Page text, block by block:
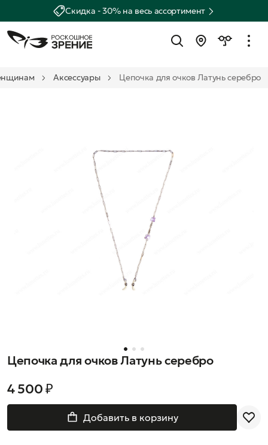
Скидка - 30% на весь ассортимент
Аксессуары Цепочка для очков Латунь серебро
Цепочка для очков Латунь серебро
4 500 ₽
Добавить в корзину